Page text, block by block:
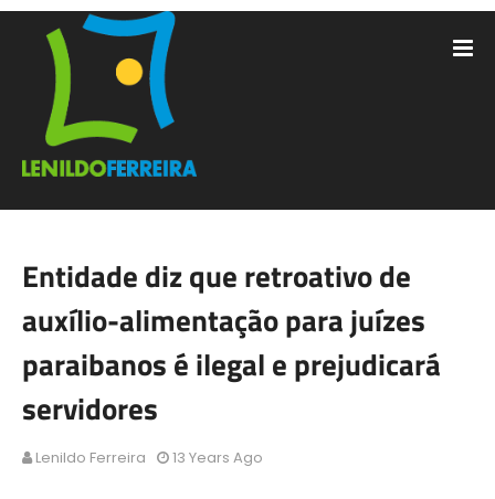
Entidade diz que retroativo de
auxílio-alimentação para juízes
paraibanos é ilegal e prejudicará
servidores
Lenildo Ferreira 13 Years Ago